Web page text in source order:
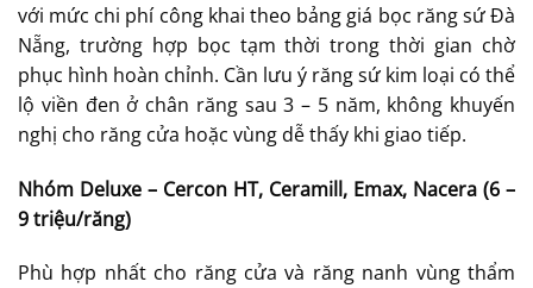
với mức chi phí công khai theo bảng giá bọc răng sứ Đà
Nẵng, trường hợp bọc tạm thời trong thời gian chờ
phục hình hoàn chỉnh. Cần lưu ý răng sứ kim loại có thể
lộ viền đen ở chân răng sau 3 – 5 năm, không khuyến
nghị cho răng cửa hoặc vùng dễ thấy khi giao tiếp.
Nhóm Deluxe – Cercon HT, Ceramill, Emax, Nacera (6 –
9 triệu/răng)
Phù hợp nhất cho răng cửa và răng nanh vùng thẩm